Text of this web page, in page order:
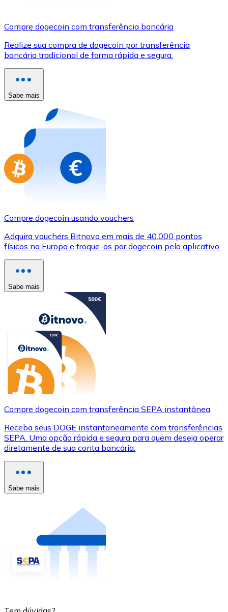
Use cartões Visa e Mastercard para comprar
Comprar com cartão
Compre cartões-presente das suas marcas favoritas
Ir para a loja de cartões-presente
Compre dogecoin com transferência bancária
Realize sua compra de dogecoin por transferência
bancária tradicional de forma rápida e segura.
Sabe mais
Compre dogecoin usando vouchers
Adquira vouchers Bitnovo em mais de 40.000 pontos
físicos na Europa e troque-os por dogecoin pelo aplicativo.
Sabe mais
Compre dogecoin com transferência SEPA instantânea
Receba seus DOGE instantaneamente com transferências
SEPA. Uma opção rápida e segura para quem deseja operar
diretamente de sua conta bancária.
Sabe mais